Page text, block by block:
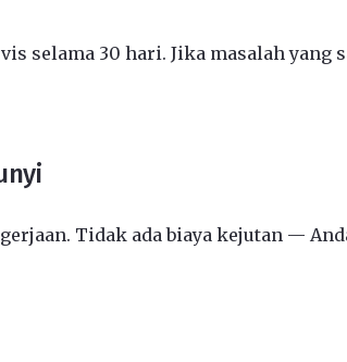
selama 30 hari. Jika masalah
Tidak ada biaya kejutan —